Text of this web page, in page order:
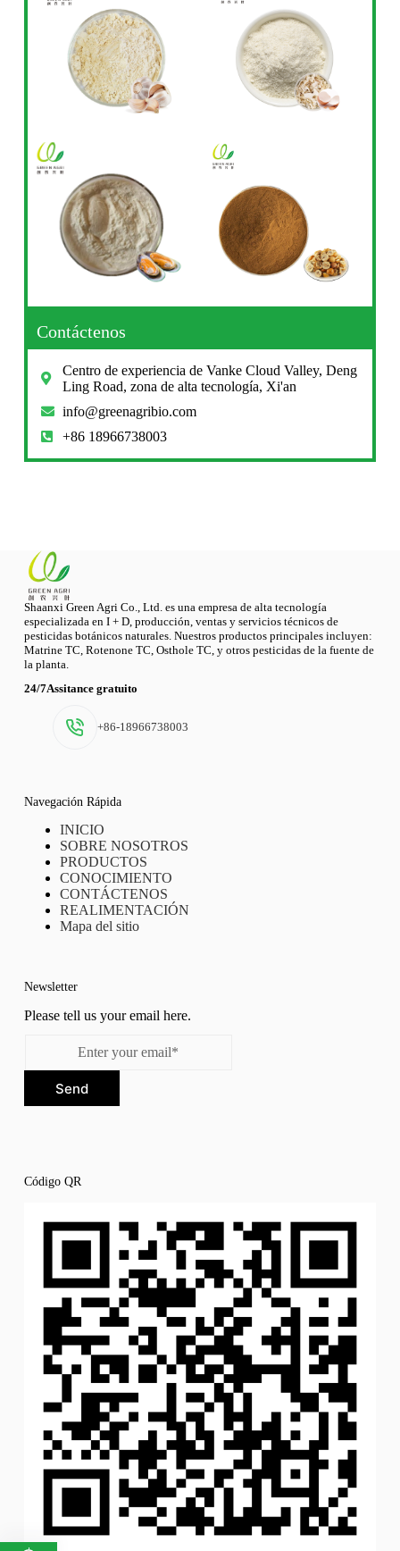
Contáctenos
Centro de experiencia de Vanke Cloud Valley, Deng
Ling Road, zona de alta tecnología, Xi'an
info@greenagribio.com
+86 18966738003
Shaanxi Green Agri Co., Ltd. es una empresa de alta tecnología
especializada en I + D, producción, ventas y servicios técnicos de
pesticidas botánicos naturales. Nuestros productos principales incluyen:
Matrine TC, Rotenone TC, Osthole TC, y otros pesticidas de la fuente de
la planta.
24/7Assitance gratuito
+86-18966738003
Navegación Rápida
INICIO
SOBRE NOSOTROS
PRODUCTOS
CONOCIMIENTO
CONTÁCTENOS
REALIMENTACIÓN
Mapa del sitio
Newsletter
Please tell us your email here.
Send
Código QR